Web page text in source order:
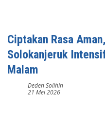
Ciptakan Rasa
Solokanjeruk
Malam
Deden Solihin
21 Mei 2026